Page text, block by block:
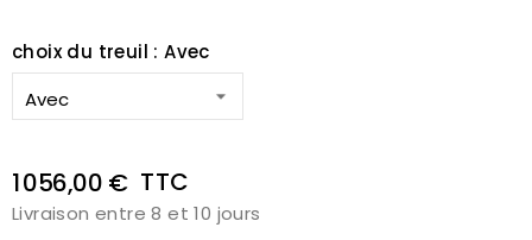
choix du treuil : Avec
1 056,00 € TTC
Livraison entre 8 et 10 jours